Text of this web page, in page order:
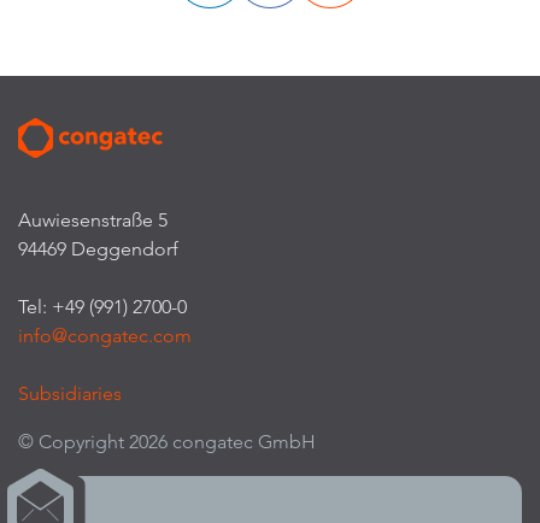
Auwiesenstraße 5
94469 Deggendorf
Tel: +49 (991) 2700-0
info@congatec.com
Subsidiaries
© Copyright 2026 congatec GmbH